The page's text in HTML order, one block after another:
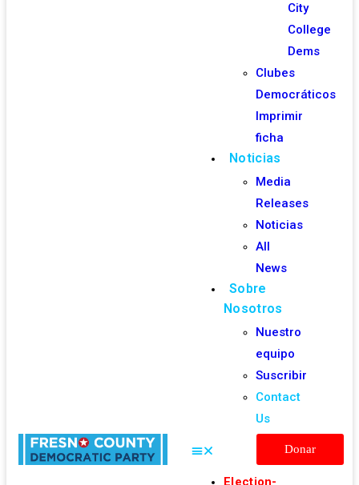
City
College
Dems
Clubes
Democráticos
Imprimir
ficha
Noticias
Media
Releases
Noticias
All
News
Sobre
Nosotros
Nuestro
equipo
Suscribir
Contact
Us
Election-
Donar